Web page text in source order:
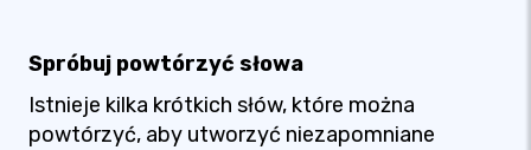
Spróbuj powtórzyć słowa
Istnieje kilka krótkich słów, które można
powtórzyć, aby utworzyć niezapomniane